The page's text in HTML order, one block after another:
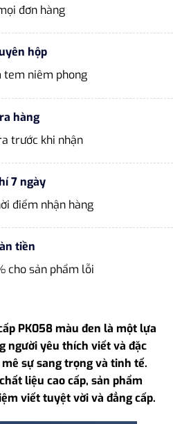
đơn hàng
hộp
tem niêm phong
hàng
trước khi nhận
7 ngày
điểm nhận hàng
tiền
cho sản phẩm lỗi
PK058 màu đen là một lựa
người yêu thích viết và đặc
sự sang trọng và tinh tế.
liệu cao cấp, sản phẩm
viết tuyệt vời và đẳng cấp.